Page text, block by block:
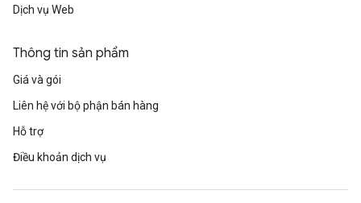
Dịch vụ Web
Thông tin sản phẩm
Giá và gói
Liên hệ với bộ phận bán hàng
Hỗ trợ
Điều khoản dịch vụ